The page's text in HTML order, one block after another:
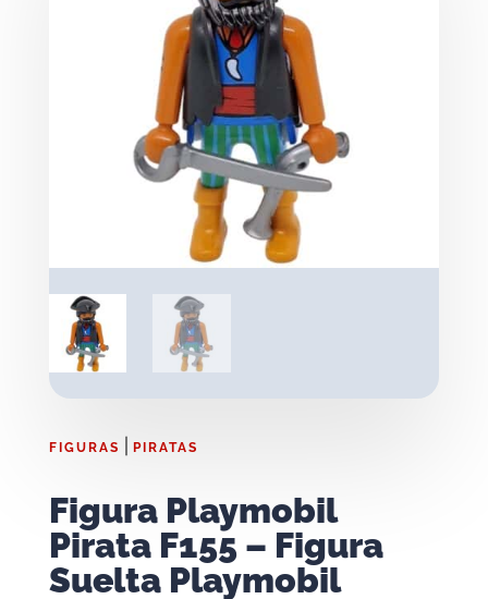
FIGURAS PIRATAS
Figura Playmobil
Pirata F155 – Figura
Suelta Playmobil